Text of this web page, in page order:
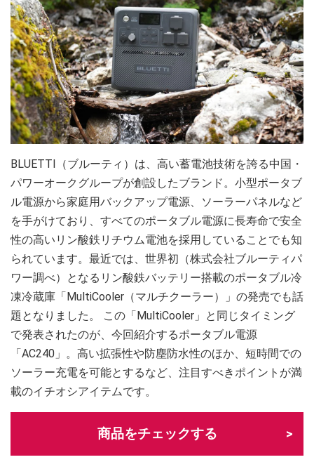
BLUETTI（ブルーティ）は、高い蓄電池技術を誇る中国・
パワーオークグループが創設したブランド。小型ポータブ
ル電源から家庭用バックアップ電源、ソーラーパネルなど
を手がけており、すべてのポータブル電源に長寿命で安全
性の高いリン酸鉄リチウム電池を採用していることでも知
られています。最近では、世界初（株式会社ブルーティパ
ワー調べ）となるリン酸鉄バッテリー搭載のポータブル冷
凍冷蔵庫「MultiCooler（マルチクーラー）」の発売でも話
題となりました。 この「MultiCooler」と同じタイミング
で発表されたのが、今回紹介するポータブル電源
「AC240」。高い拡張性や防塵防水性のほか、短時間での
ソーラー充電を可能とするなど、注目すべきポイントが満
載のイチオシアイテムです。
商品をチェックする